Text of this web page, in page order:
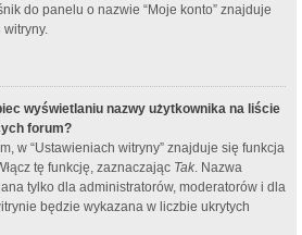
do panelu o nazwie “Moje konto” znajduje
witryny.
wyświetlaniu nazwy użytkownika na liście
forum?
w “Ustawieniach witryny” znajduje się funkcja
tę funkcję, zaznaczając Tak. Nazwa
tylko dla administratorów, moderatorów i dla
będzie wykazana w liczbie ukrytych